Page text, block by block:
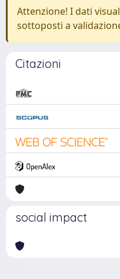
Attenzione! I dati
sottoposti a
Citazioni
social impact